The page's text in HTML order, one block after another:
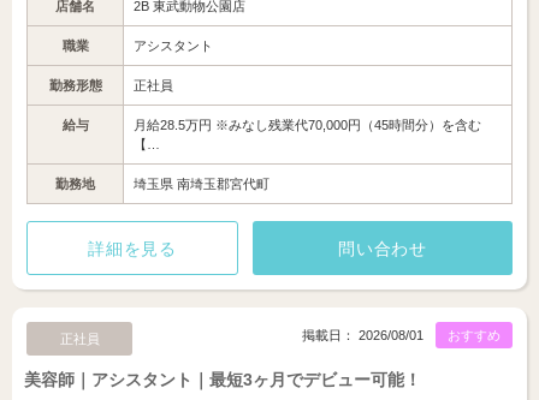
店舗名 2B 東武動物公園店
職業 アシスタント
勤務形態 正社員
給与
月給28.5万円 ※みなし残業代70,000円（45時間分）を含む
【…
勤務地 埼玉県 南埼玉郡宮代町
詳細を見る 問い合わせ
正社員 おすすめ
掲載日： 2026/08/01
美容師｜アシスタント｜最短3ヶ月でデビュー可能！